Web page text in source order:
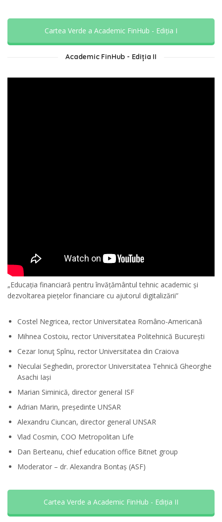
Cartea Verde a Academic FinHub - Ediția I
Academic FinHub - Ediția II
„Educația financiară pentru învățământul tehnic academic și
dezvoltarea piețelor financiare cu ajutorul digitalizării”
Costel Negricea, rector Universitatea Româno-Americană
Mihnea Costoiu, rector Universitatea Politehnică București
Cezar Ionuţ Spînu, rector Universitatea din Craiova
Neculai Seghedin, prorector Universitatea Tehnică Gheorghe
Asachi Iași
Marian Siminică, director general ISF
Adrian Marin, președinte UNSAR
Alexandru Ciuncan, director general UNSAR
Vlad Cosmin, COO Metropolitan Life
Dan Berteanu, chief education office Bitnet group
Moderator – dr. Alexandra Bontaș (ASF)
Cartea Verde a Academic FinHub - Ediția II